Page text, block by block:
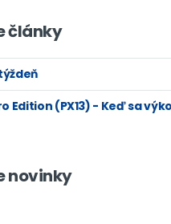
články
Edition (PX13) - Keď sa
novinky